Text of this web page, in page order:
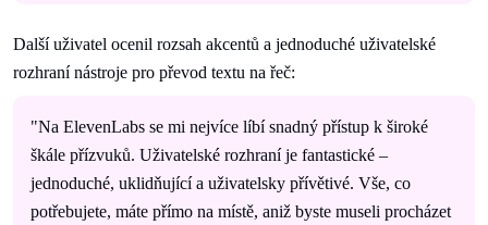
Další uživatel ocenil rozsah akcentů a jednoduché uživatelské
rozhraní nástroje pro převod textu na řeč:
"Na ElevenLabs se mi nejvíce líbí snadný přístup k široké
škále přízvuků. Uživatelské rozhraní je fantastické –
jednoduché, uklidňující a uživatelsky přívětivé. Vše, co
potřebujete, máte přímo na místě, aniž byste museli procházet